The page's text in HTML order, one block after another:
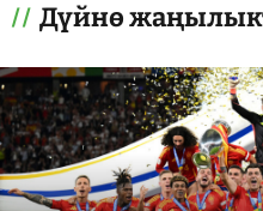
Дүйнө